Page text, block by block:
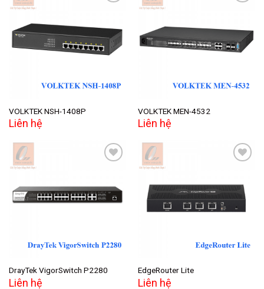
Add to
wishlist
VOLKTEK NSH-1408P
Liên hệ
Add to
wishlist
VOLKTEK MEN-4532
Liên hệ
Add to
wishlist
DrayTek VigorSwitch P2280
Liên hệ
Add to
wishlist
EdgeRouter Lite
Liên hệ